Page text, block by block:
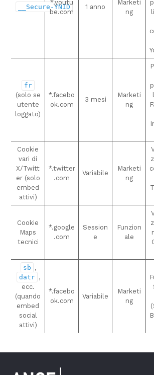
__Secure-YNID
*.youtu
be.com
1 anno
Marketi
ng
fr
(solo se
utente
loggato)
*.facebo
ok.com
3 mesi
Marketi
ng
Cookie
vari di
X/Twitt
er (solo
embed
attivi)
*.twitter
.com
Variabile
Marketi
ng
Cookie
Maps
tecnici
*.google
.com
Session
e
Funzion
ale
sb ,
datr ,
ecc.
(quando
embed
social
attivi)
*.facebo
ok.com
Variabile
Marketi
ng